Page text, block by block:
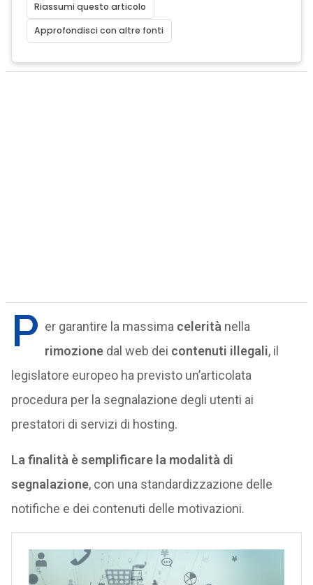
Riassumi questo articolo
Approfondisci con altre fonti
P er garantire la massima celerità nella
rimozionedal web dei contenuti illegali, il
legislatore europeo ha previsto un’articolata
procedura per la segnalazione degli utenti ai
prestatori di servizi di hosting.
La finalità è semplificare la modalità di
segnalazione, con una standardizzazione delle
notifiche e dei contenuti delle motivazioni.